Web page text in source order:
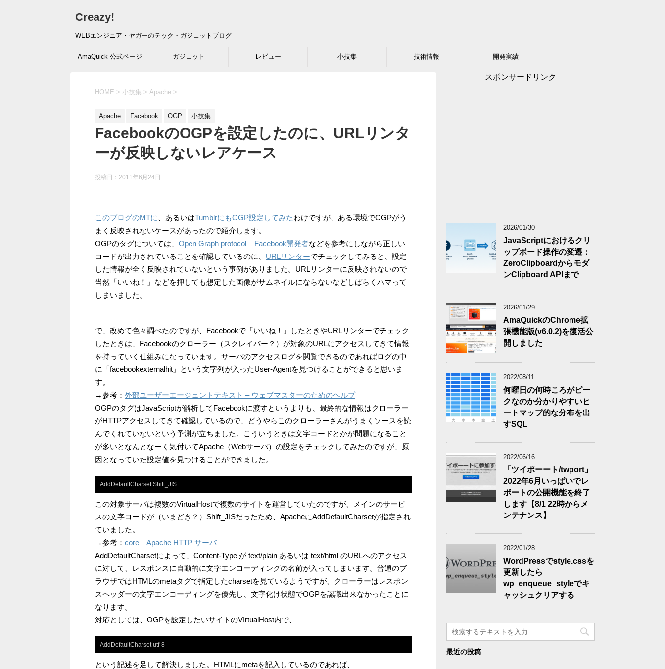
Creazy!
WEBエンジニア・ヤガーのテック・ガジェットブログ
AmaQuick 公式ページ ガジェット レビュー 小技集 技術情報 開発実績
HOME > 小技集 > Apache >
Apache Facebook OGP 小技集
FacebookのOGPを設定したのに、URLリンタ
ーが反映しないレアケース
投稿日： 2011年6月24日
このブログのMTに 、あるいはTumblrにもOGP設定してみたわけですが、ある環境でOGPがう
まく反映されないケースがあったので紹介します。
OGPのタグについては、 Open Graph protocol – Facebook開発者などを参考にしながら正しい
コードが出力されていることを確認しているのに、 URLリンターでチェックしてみると、設定
した情報が全く反映されていないという事例がありました。URLリンターに反映されないので
当然「いいね！」などを押しても想定した画像がサムネイルにならないなどしばらくハマって
しまいました。
で、改めて色々調べたのですが、Facebookで「いいね！」したときやURLリンターでチェック
したときは、Facebookのクローラー（スクレイパー？）が対象のURLにアクセスしてきて情報
を持っていく仕組みになっています。サーバのアクセスログを閲覧できるのであればログの中
に「facebookexternalhit」という文字列が入ったUser-Agentを見つけることができると思いま
す。
→参考： 外部ユーザーエージェントテキスト – ウェブマスターのためのヘルプ
OGPのタグはJavaScriptが解析してFacebookに渡すというよりも、最終的な情報はクローラー
がHTTPアクセスしてきて確認しているので、どうやらこのクローラーさんがうまくソースを読
んでくれていないという予測が立ちました。こういうときは文字コードとかが問題になること
が多いとなんとなーく気付いてApache（Webサーバ）の設定をチェックしてみたのですが、原
因となっていた設定値を見つけることができました。
AddDefaultCharset Shift_JIS
この対象サーバは複数のVirtualHostで複数のサイトを運営していたのですが、メインのサービ
スの文字コードが（いまどき？）Shift_JISだったため、ApacheにAddDefaultCharsetが指定され
ていました。
→参考： core – Apache HTTP サーバ
AddDefaultCharsetによって、Content-Type が text/plain あるいは text/html のURLへのアクセス
に対して、レスポンスに自動的に文字エンコーディングの名前が入ってしまいます。普通のブ
ラウザではHTMLのmetaタグで指定したcharsetを見ているようですが、クローラーはレスポン
スヘッダーの文字エンコーディングを優先し、文字化け状態でOGPを認識出来なかったことに
なります。
対応としては、OGPを設定したいサイトのVIrtualHost内で、
AddDefaultCharset utf-8
という記述を足して解決しました。HTMLにmetaを記入しているのであれば、
スポンサードリンク
2026/01/30
JavaScriptにおけるクリ
ップボード操作の変遷：
ZeroClipboardからモダ
ンClipboard APIまで
2026/01/29
AmaQuickのChrome拡
張機能版(v6.0.2)を復活公
開しました
2022/08/11
何曜日の何時ころがピー
クなのか分かりやすいヒ
ートマップ的な分布を出
すSQL
2022/06/16
「ツイポーート/twport」
2022年6月いっぱいでレ
ポートの公開機能を終了
します【8/1 22時からメ
ンテナンス】
2022/01/28
WordPressでstyle.cssを
更新したら
wp_enqueue_styleでキ
ャッシュクリアする
最近の投稿